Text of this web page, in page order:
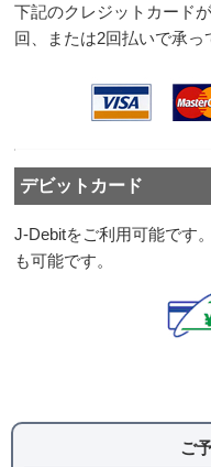
下記のクレジットカード
回、または2回払いで承っ
デビットカード
J-Debitをご利用可能です
も可能です。
ご